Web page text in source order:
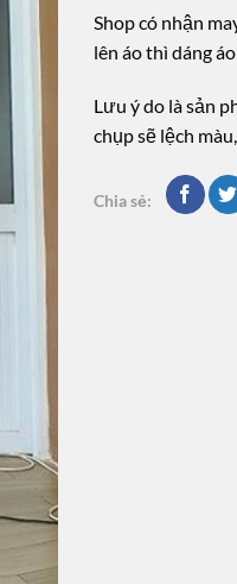
Shop có nhận
lên áo thì dáng
Lưu ý do là sản
chụp sẽ lệch
Chia sẻ: